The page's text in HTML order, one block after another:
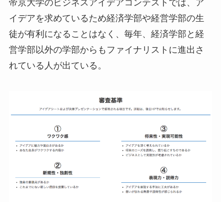
帝京大学のビジネスアイデアコンテストでは、ア
イデアを求めているため経済学部や経営学部の生
徒が有利になることはなく、毎年、経済学部と経
営学部以外の学部からもファイナリストに進出さ
れている人が出ている。